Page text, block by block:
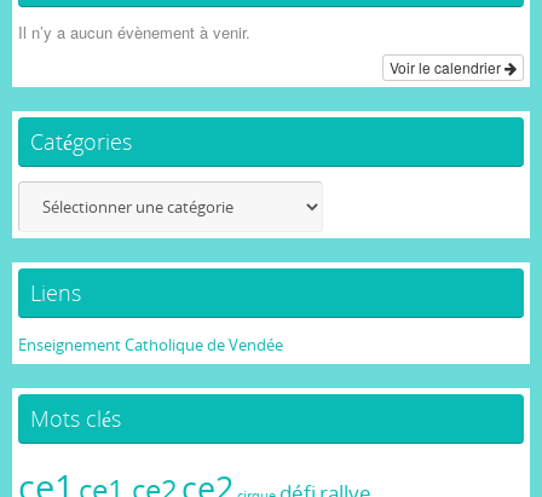
Il n’y a aucun évènement à venir.
Voir le calendrier
Catégories
Liens
Enseignement Catholique de Vendée
Mots clés
ce1 ce1 ce2ce2